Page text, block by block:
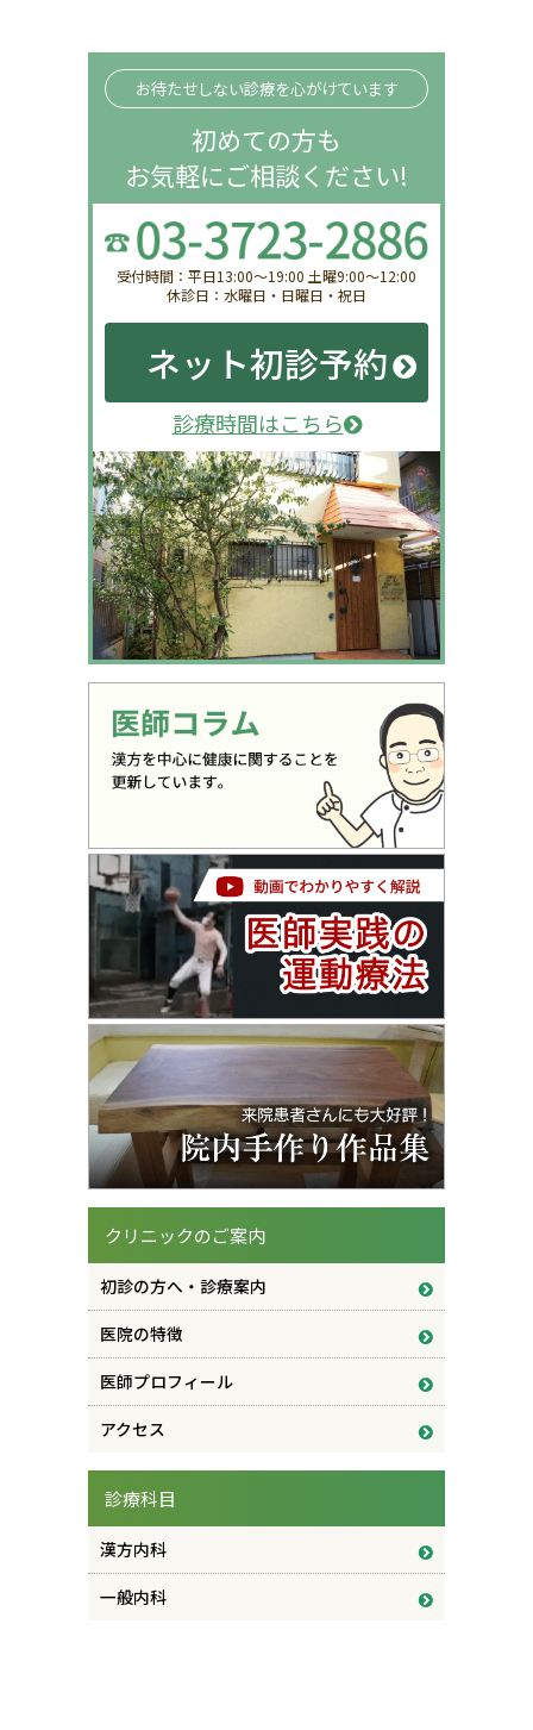
お待たせしない診療を心がけています
初めての方も
お気軽にご相談ください!
受付時間：平日13:00〜19:00 土曜9:00〜12:00
休診日：水曜日・日曜日・祝日
ネット初診予約
診療時間はこちら
クリニックのご案内
初診の方へ・診療案内
医院の特徴
医師プロフィール
アクセス
診療科目
漢方内科
一般内科